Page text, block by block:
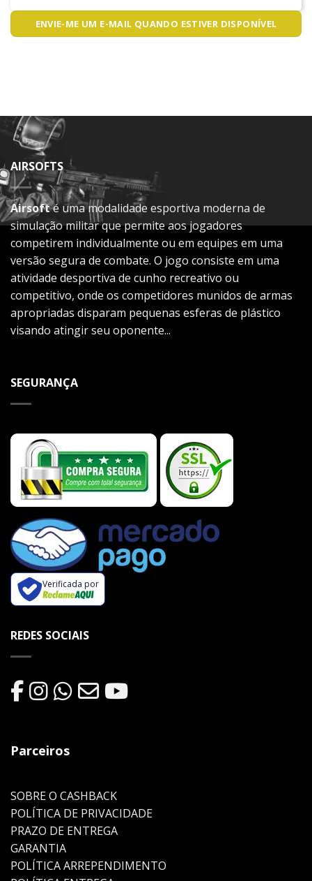
ENVIE-ME UM E-MAIL QUANDO ESTIVER DISPONÍVEL
AIRSOFTS
Airsofté uma modalidade esportiva moderna de
simulação militar que permite aos jogadores
competirem individualmente ou em equipes em uma
versão segura de combate. O jogo consiste em uma
atividade desportiva de cunho recreativo ou
competitivo, onde os competidores munidos de armas
apropriadas disparam pequenas esferas de plástico
visando atingir seu oponente...
SEGURANÇA
Verificada por
REDES SOCIAIS
Parceiros
SOBRE O CASHBACK
POLÍTICA DE PRIVACIDADE
PRAZO DE ENTREGA
GARANTIA
POLÍTICA ARREPENDIMENTO